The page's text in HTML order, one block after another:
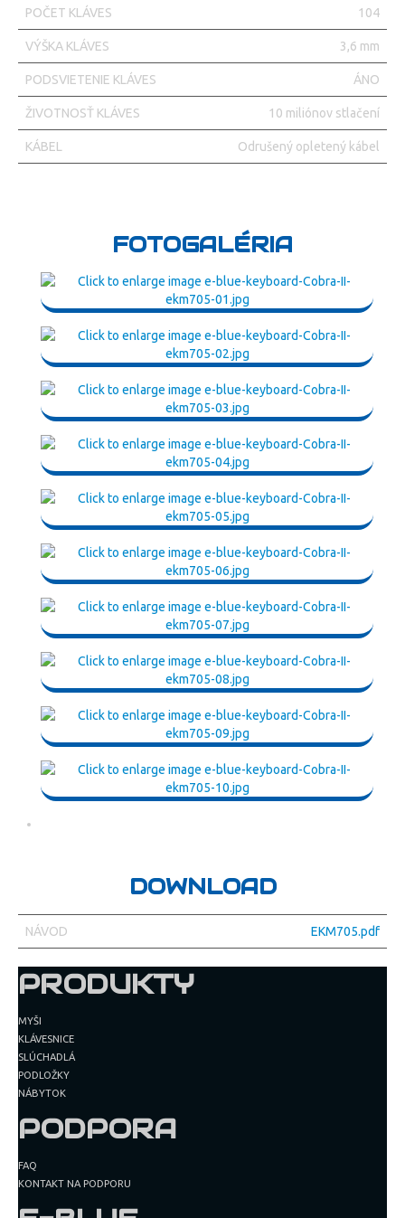
POČET KLÁVES 104
VÝŠKA KLÁVES 3,6 mm
PODSVIETENIE KLÁVES ÁNO
ŽIVOTNOSŤ KLÁVES 10 miliónov stlačení
KÁBEL Odrušený opletený kábel
FOTOGALÉRIA
DOWNLOAD
NÁVOD EKM705.pdf
PRODUKTY
MYŠI
KLÁVESNICE
SLÚCHADLÁ
PODLOŽKY
NÁBYTOK
PODPORA
FAQ
KONTAKT NA PODPORU